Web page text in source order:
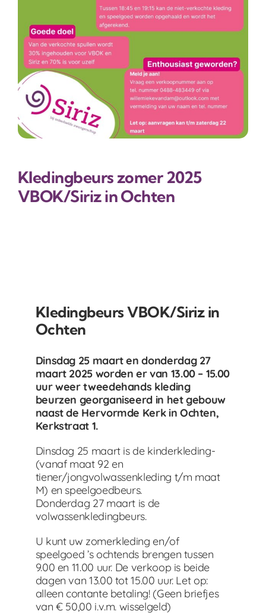
Lid worden / doneren
Contact
Kledingbeurs zomer 2025
VBOK/Siriz in Ochten
Kledingbeurs VBOK/Siriz in
Ochten
Dinsdag 25 maart en donderdag 27
maart 2025 worden er van 13.00 – 15.00
uur weer tweedehands kleding
beurzen georganiseerd in het gebouw
naast de Hervormde Kerk in Ochten,
Kerkstraat 1.
Dinsdag 25 maart is de kinderkleding-
(vanaf maat 92 en
tiener/jongvolwassenkleding t/m maat
M) en speelgoedbeurs.
Donderdag 27 maart is de
volwassenkledingbeurs.
U kunt uw zomerkleding en/of
speelgoed ’s ochtends brengen tussen
9.00 en 11.00 uur. De verkoop is beide
dagen van 13.00 tot 15.00 uur. Let op:
alleen contante betaling! (Geen briefjes
van € 50,00 i.v.m. wisselgeld)